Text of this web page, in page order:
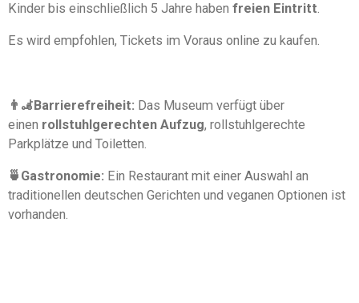
Kinder bis einschließlich 5 Jahre haben freien Eintritt.
Es wird empfohlen, Tickets im Voraus online zu kaufen.
👨‍🦼Barrierefreiheit: Das Museum verfügt über
einen rollstuhlgerechten Aufzug, rollstuhlgerechte
Parkplätze und Toiletten.
🍵Gastronomie: Ein Restaurant mit einer Auswahl an
traditionellen deutschen Gerichten und veganen Optionen ist
vorhanden.